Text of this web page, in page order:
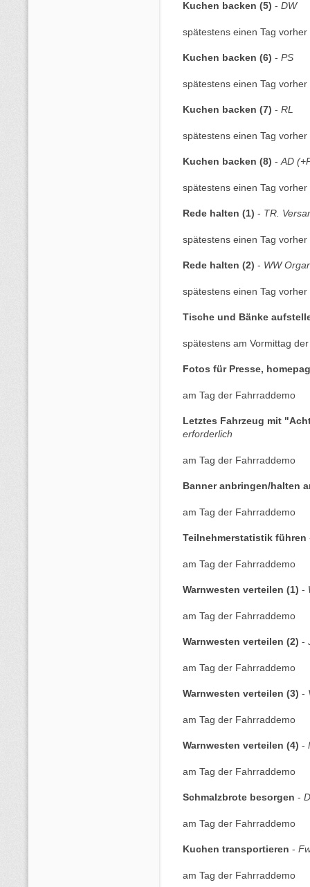
Kuchen backen (5) - DW
spätestens einen Tag vorher
Kuchen backen (6) - PS
spätestens einen Tag vorher
Kuchen backen (7) - RL
spätestens einen Tag vorher
Kuchen backen (8) -AD
spätestens einen Tag vorher
Rede halten (1) - TR.
spätestens einen Tag vorher
Rede halten (2) - WW
spätestens einen Tag vorher
Tische und Bänke
spätestens am Vormittag
Fotos für Presse,
am Tag der Fahrraddemo
Letztes Fahrzeug mit
erforderlich
am Tag der Fahrraddemo
Banner anbringen/halten
am Tag der Fahrraddemo
Teilnehmerstatistik führen
am Tag der Fahrraddemo
Warnwesten verteilen (1) -
am Tag der Fahrraddemo
Warnwesten verteilen (2) -
am Tag der Fahrraddemo
Warnwesten verteilen (3) -
am Tag der Fahrraddemo
Warnwesten verteilen (4) -
am Tag der Fahrraddemo
Schmalzbrote besorgen -
am Tag der Fahrraddemo
Kuchen transportieren -
am Tag der Fahrraddemo